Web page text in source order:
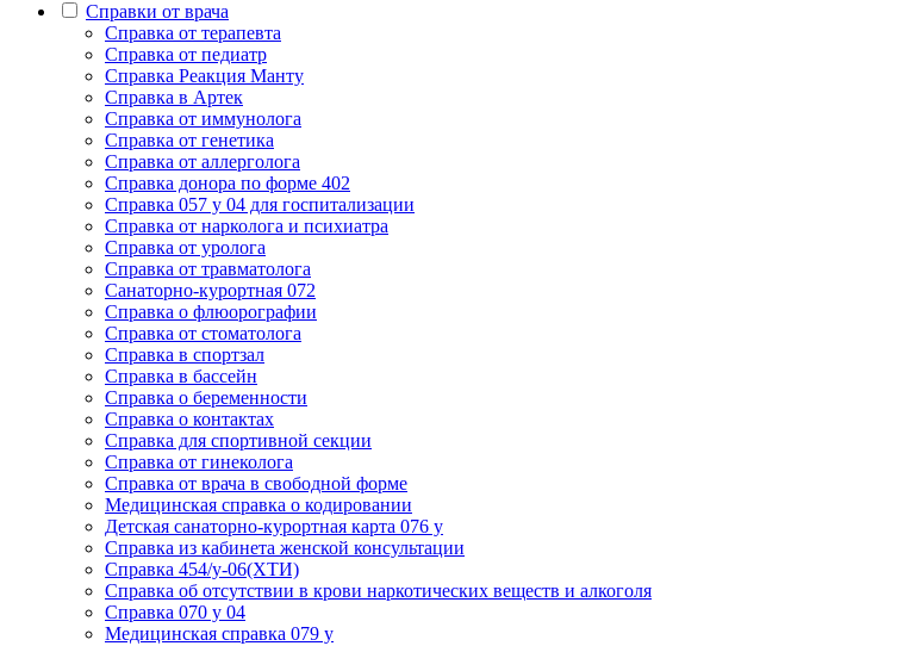
Справки от врача
Справка от терапевта
Справка от педиатр
Cправка Реакция Манту
Cправка в Артек
Cправка от иммунолога
Cправка от генетика
Cправка от аллерголога
Cправка донора по форме 402
Cправка 057 у 04 для госпитализации
Справка от нарколога и психиатра
Cправка от уролога
Справка от травматолога
Санаторно-курортная 072
Справка о флюорографии
Справка от стоматолога
Справка в спортзал
Справка в бассейн
Справка о беременности
Справка о контактах
Справка для спортивной секции
Справка от гинеколога
Справка от врача в свободной форме
Медицинская справка о кодировании
Детская санаторно-курортная карта 076 у
Справка из кабинета женской консультации
Справка 454/у-06(ХТИ)
Справка об отсутствии в крови наркотических веществ и алкоголя
Справка 070 у 04
Медицинская справка 079 у